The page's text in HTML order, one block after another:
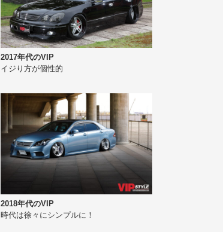
2017年代のVIP
イジり方が個性的
2018年代のVIP
時代は徐々にシンプルに！